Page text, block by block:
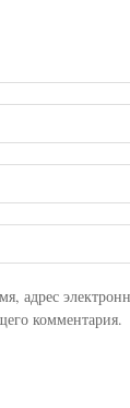
адрес
комментария.